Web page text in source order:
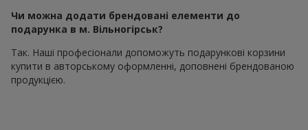
Чи можна додати брендовані елементи до
подарунка в м. Вільногірськ?
Так. Наші професіонали допоможуть подарункові корзини
купити в авторському оформленні, доповнені брендованою
продукцією.